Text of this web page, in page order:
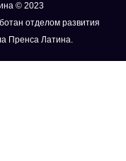
© 2023
отделом развития
Пренса Латина.